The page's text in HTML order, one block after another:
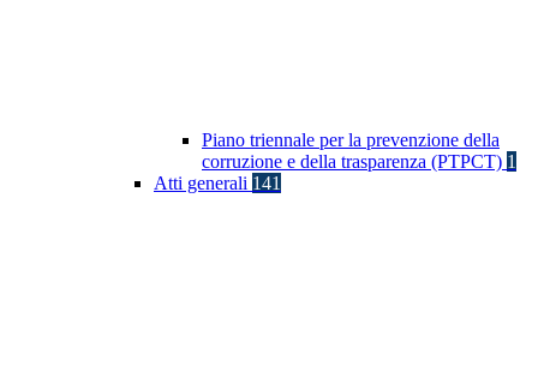
Piano triennale per la prevenzione della
corruzione e della trasparenza (PTPCT) 1
Atti generali 141